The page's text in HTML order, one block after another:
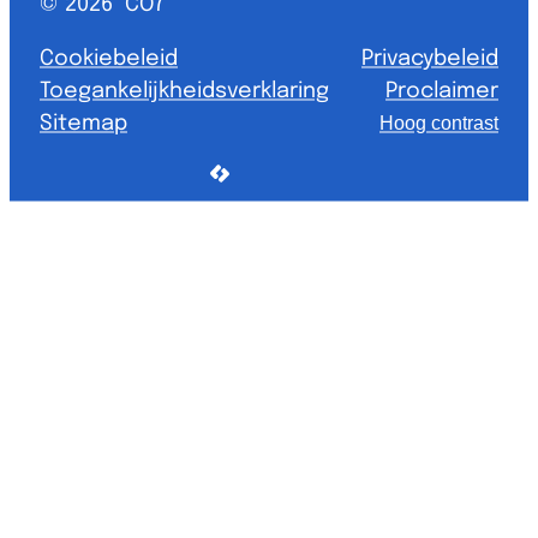
© 2026 CO7
Cookiebeleid
Privacybeleid
Toegankelijkheidsverklaring
Proclaimer
Sitemap
Hoog contrast